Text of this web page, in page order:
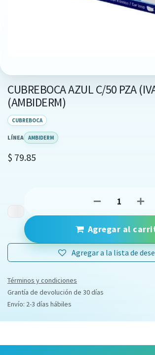
CUBREBOCA AZUL C/50 PZA
(AMBIDERM)
CUBREBOCA
LÍNEA AMBIDERM
$ 79.85
Agregar al
Agregar a la lista de
Términos y condiciones
Grantía de devolución de 30 días
Envío: 2-3 días hábiles